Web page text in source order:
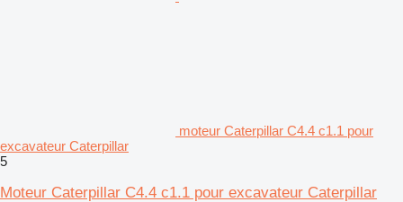
moteur Caterpillar C4.4 c1.1 pour
excavateur Caterpillar
5
Moteur Caterpillar C4.4 c1.1 pour excavateur Caterpillar